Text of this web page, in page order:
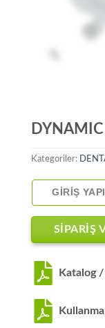
Kategoriler:
GIRIŞ
SİPARİŞ
Katalog